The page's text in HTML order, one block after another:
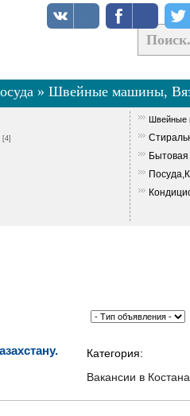
» Швейные машины,
Швейные
[4]
Бытовая
Категория:
Вакансии в